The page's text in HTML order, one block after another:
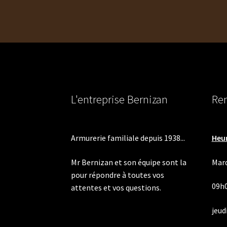
L'entreprise Bernizan
Armurerie familiale depuis 1938...
Mr Bernizan et son équipe sont la
pour répondre à toutes vos
attentes et vos questions.